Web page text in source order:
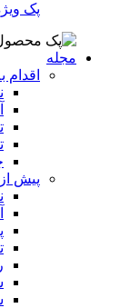
پک
مجله
اقدام
پیش